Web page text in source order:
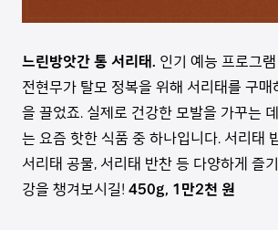
느린방앗간 통 서리태. 인기 예능 프로그
전현무가 탈모 정복을 위해 서리태를 구매
을 끌었죠. 실제로 건강한 모발을 가꾸는
는 요즘 핫한 식품 중 하나입니다. 서리태
서리태 공물, 서리태 반찬 등 다양하게 즐
강을 챙겨보시길! 450g, 1만2천 원